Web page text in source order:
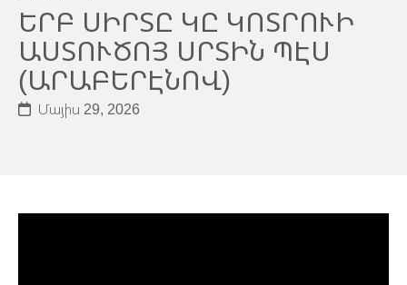
ՈՒՂԻՂ
ԴՊՐՈՑ
ՀՐԱՊԱՐԱԿՈՒՄՆԵՐ
ՆՈՒԻՐԱՏՈՒՈՒԹԻՒՆ
ԵՐԲ ՍԻՐՏԸ ԿԸ ԿՈՏՐՈՒԻ
ԱՍՏՈՒԾՈՅ ՍՐՏԻՆ ՊԷՍ
(ԱՐԱԲԵՐԷՆՈՎ)
Մայիս 29, 2026